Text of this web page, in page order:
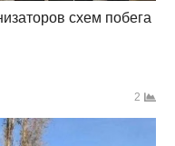
схем побега
2